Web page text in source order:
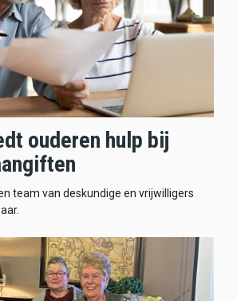
ouderen hulp bij
team van deskundige en vrijwilligers